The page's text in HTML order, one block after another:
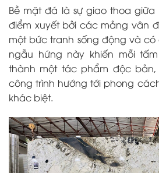
Bề mặt đá là sự giao thoa
điểm xuyết bởi các mảng vân
một bức tranh sống động và có
ngẫu hứng này khiến mỗi
thành một tác phẩm độc
công trình hướng tới phong
khác biệt.